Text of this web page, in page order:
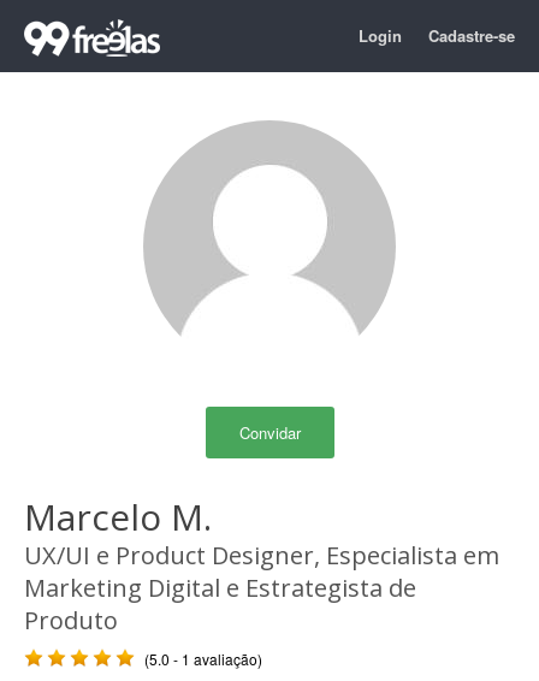
Login Cadastre-se
Convidar
Marcelo M.
UX/UI e Product Designer, Especialista em
Marketing Digital e Estrategista de
Produto
(5.0 - 1 avaliação)